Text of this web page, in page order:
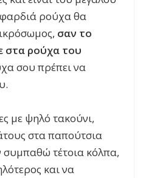
ρούχα θα
σαν το
στα ρούχα του
σου πρέπει να
με ψηλό τακούνι,
στα παπούτσια
τέτοια κόλπα,
και να